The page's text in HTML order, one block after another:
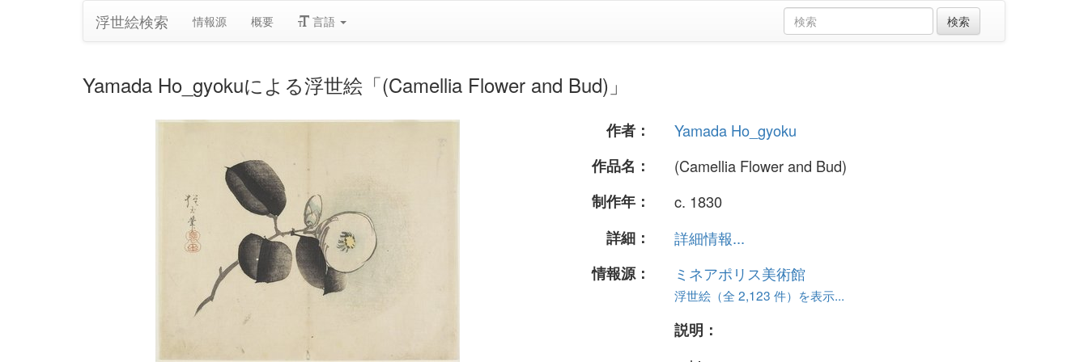
浮世絵検索 情報源 概要 言語
Yamada Ho_gyokuによる浮世絵「(Camellia Flower and Bud)」
作者：
Yamada Ho_gyoku
作品名：
(Camellia Flower and Bud)
制作年：
c. 1830
詳細：
詳細情報...
情報源：
ミネアポリス美術館
浮世絵（全 2,123 件）を表示...
説明：